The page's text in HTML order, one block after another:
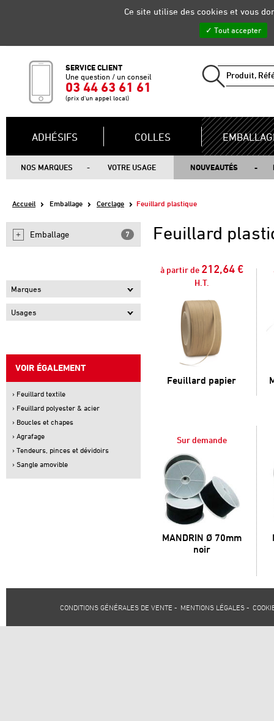
SERVICE CLIENT
Une question / un conseil
03 44 63 61 61
(prix d'un appel local)
ADHÉSIFS COLLES
NOS MARQUES VOTRE USAGE NOUVEAUTÉS
Accueil Emballage Cerclage Feuillard plastique
Emballage 7
Marques
Usages
VOIR ÉGALEMENT
› Feuillard textile
› Feuillard polyester & acier
› Boucles et chapes
› Agrafage
› Tendeurs, pinces et dévidoirs
› Sangle amovible
Feuillard
à partir de 212,64 €
H.T.
Feuillard papier
Sur demande
MANDRIN Ø 70mm
noir
CONDITIONS GÉNÉRALES DE VENTE - MENTIONS LÉGALES -
Ce site utilise des cookies et vous
Tout accepter